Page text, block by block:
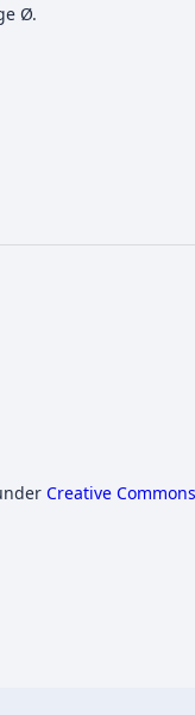
Ø.
Creative